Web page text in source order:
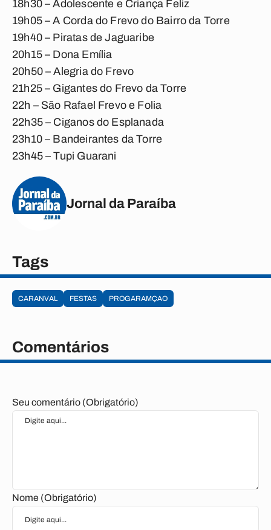
18h30 – Adolescente e Criança Feliz
19h05 – A Corda do Frevo do Bairro da Torre
19h40 – Piratas de Jaguaribe
20h15 – Dona Emília
20h50 – Alegria do Frevo
21h25 – Gigantes do Frevo da Torre
22h – São Rafael Frevo e Folia
22h35 – Ciganos do Esplanada
23h10 – Bandeirantes da Torre
23h45 – Tupi Guarani
Jornal da Paraíba
Tags
CARANVAL FESTAS PROGARAMÇAO
Comentários
Seu comentário (Obrigatório)
Nome (Obrigatório)